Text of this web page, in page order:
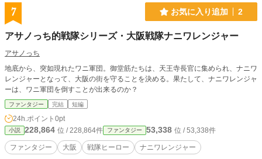
かった人たちに探している駅が見当たらない為聞いてみるが誰も駅など存在して
いないと言い張ってしまう・・・一体何が起こったのだろうか！？ ある男性が
通り掛かり聞いてみるとそこは・・・！？ なんと「新世界」では無く「異世
界」である事が発覚！？一緒にいた女性客も章一と同じ場所に転移していたみた
から「異世界」へ転移したあるサラリーマンの活躍を前編・中編・後編に分けて
お届けします。 前編では、章一たちが異世界へやって来て、どの様に活躍して
行くのか、プロローグとして・・・そして物語が進展して行く中編・・・エピロ
ーグとして後編・・・ 果たしてコテコテの大阪人である章一は異世界で何を、
どの様にして活躍して行くのでしょうか？・・・そして一緒に転移してしまった
女性客は一体！？・・・
7 お気に入り追加 2
アサノっち的戦隊シリーズ・大阪戦隊ナニワレンジャー
アサノっち
地底から、突如現れたワニ軍団。御堂筋たちは、天王寺長官に集められ、ナニワ
レンジャーとなって、大阪の街を守ることを決める。果たして、ナニワレンジャ
ーは、ワニ軍団を倒すことが出来るのか？
ファンタジー 完結 短編
24h.ポイント 0pt
小説 228,864 位 / 228,864件 ファンタジー 53,338 位 / 53,338件
ファンタジー 大阪 戦隊ヒーロー ナニワレンジャー